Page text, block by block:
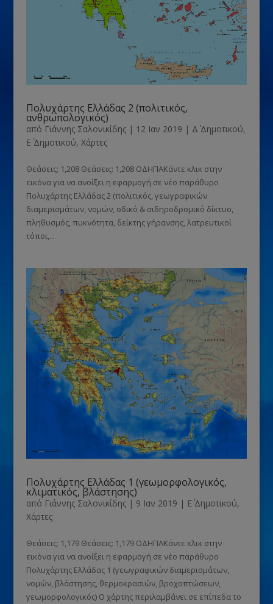
Πολυχάρτης Ελλάδας 2 (πολιτικός,
ανθρωπολογικός)
από Γιάννης Σαλονικίδης| 12 Ιαν 2019 | Δ΄ Δημοτικού,
Ε΄ Δημοτικού, Χάρτες
Θεάσεις: 1,208 Θεάσεις: 1,208 ΟΔΗΓΙΑΚάντε κλικ στην
εικόνα για να ανοίξει η εφαρμογή σε νέο παράθυρο
Πολυχάρτης Ελλάδας 2 (πολιτικός, γεωγραφικών
διαμερισμάτων, νομών, οδικό & σιδηροδρομικό δίκτυο,
πληθυσμός, πυκνότητα, δείκτης γήρανσης, λατρευτικοί
τόποι,...
Πολυχάρτης Ελλάδας 1 (γεωμορφολογικός,
κλιματικός, βλάστησης)
από Γιάννης Σαλονικίδης| 9 Ιαν 2019 | Ε΄ Δημοτικού,
Χάρτες
Θεάσεις: 1,179 Θεάσεις: 1,179 ΟΔΗΓΙΑΚάντε κλικ στην
εικόνα για να ανοίξει η εφαρμογή σε νέο παράθυρο
Πολυχάρτης Ελλάδας 1 (γεωγραφικών διαμερισμάτων,
νομών, βλάστησης, θερμοκρασιών, βροχοπτώσεων,
γεωμορφολογικός) Ο χάρτης περιλαμβάνει σε επίπεδα το